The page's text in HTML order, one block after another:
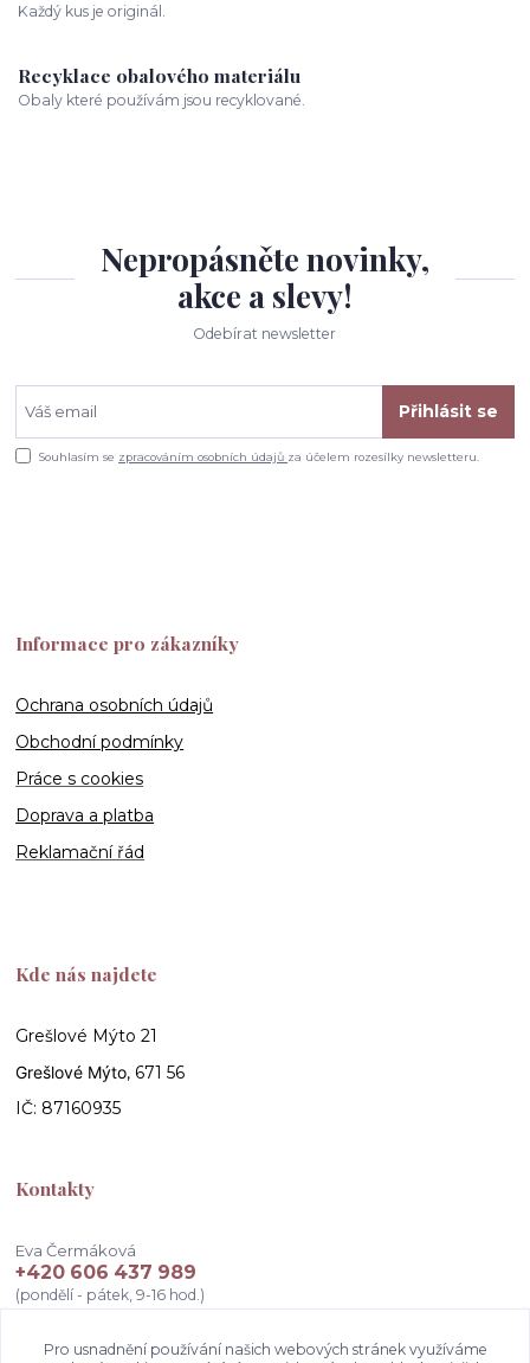
Každý kus je originál.
Recyklace obalového materiálu
Obaly které používám jsou recyklované.
Nepropásněte novinky,
akce a slevy!
Odebírat newsletter
Přihlásit se
Souhlasím se zpracováním osobních údajů za účelem rozesílky newsletteru.
Informace pro zákazníky
Ochrana osobních údajů
Obchodní podmínky
Práce s cookies
Doprava a platba
Reklamační řád
Kde nás najdete
Grešlové Mýto 21
Grešlové Mýto, 671 56
IČ: 87160935
Kontakty
Eva Čermáková
+420 606 437 989
(pondělí - pátek, 9-16 hod.)
info@atelierceva.cz
Pro usnadnění používání našich webových stránek využíváme